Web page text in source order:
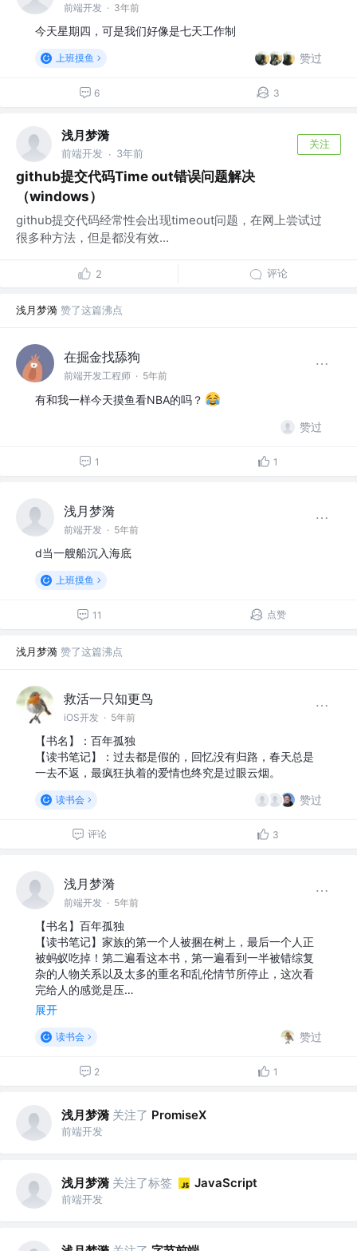
前端开发 · 3年前
今天星期四，可是我们好像是七天工作制
上班摸鱼 赞过
6 3
浅月梦漪
前端开发 · 3年前
关注
github提交代码Time out错误问题解决
（windows）
github提交代码经常性会出现timeout问题，在网上尝试过
很多种方法，但是都没有效...
2 评论
浅月梦漪 赞了这篇沸点
在掘金找舔狗
前端开发工程师 · 5年前
有和我一样今天摸鱼看NBA的吗？
赞过
1 1
浅月梦漪
前端开发 · 5年前
d当一艘船沉入海底
上班摸鱼
11 点赞
浅月梦漪 赞了这篇沸点
救活一只知更鸟
iOS开发 · 5年前
【书名】：百年孤独
【读书笔记】：过去都是假的，回忆没有归路，春天总是
一去不返，最疯狂执着的爱情也终究是过眼云烟。
读书会 赞过
评论 3
浅月梦漪
前端开发 · 5年前
【书名】百年孤独
【读书笔记】家族的第一个人被捆在树上，最后一个人正
被蚂蚁吃掉！第二遍看这本书，第一遍看到一半被错综复
杂的人物关系以及太多的重名和乱伦情节所停止，这次看
完给人的感觉是压…
展开
读书会 赞过
2 1
浅月梦漪 关注了 PromiseX
前端开发
浅月梦漪 关注了标签 JavaScript
前端开发